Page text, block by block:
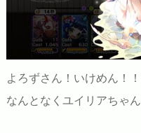
よろずさん！いけめん！
なんとなくユイリアちゃ